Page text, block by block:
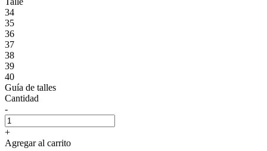
34
35
36
37
38
39
40
Guía de talles
Cantidad
-
+
Agregar al carrito